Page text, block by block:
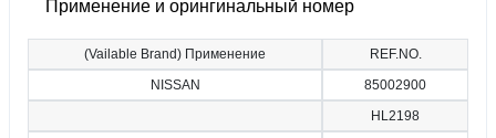
Применение и орингинальный номер
(Vailable Brand) Применение
REF.NO.
NISSAN
85002900
HL2198